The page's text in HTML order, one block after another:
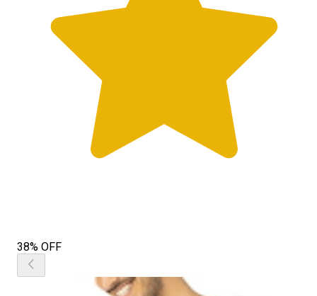
38% OFF